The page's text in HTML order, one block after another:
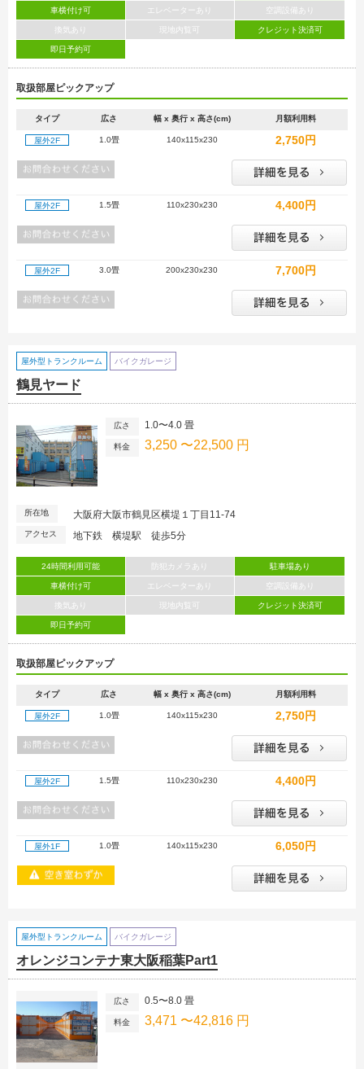
車横付け可 エレベーターあり 空調設備あり
換気あり 現地内覧可 クレジット決済可
即日予約可
取扱部屋ピックアップ
タイプ 広さ 幅 x 奥行 x 高さ(cm) 月額利用料
屋外2F 1.0畳 140x115x230 2,750円
屋外2F 1.5畳 110x230x230 4,400円
屋外2F 3.0畳 200x230x230 7,700円
屋外型トランクルーム バイクガレージ
鶴見ヤード
広さ 1.0〜4.0 畳
料金 3,250 〜22,500 円
所在地 大阪府大阪市鶴見区横堤１丁目11-74
アクセス 地下鉄 横堤駅 徒歩5分
24時間利用可能 防犯カメラあり 駐車場あり
車横付け可 エレベーターあり 空調設備あり
換気あり 現地内覧可 クレジット決済可
即日予約可
取扱部屋ピックアップ
タイプ 広さ 幅 x 奥行 x 高さ(cm) 月額利用料
屋外2F 1.0畳 140x115x230 2,750円
屋外2F 1.5畳 110x230x230 4,400円
屋外1F 1.0畳 140x115x230 6,050円
屋外型トランクルーム バイクガレージ
オレンジコンテナ東大阪稲葉Part1
広さ 0.5〜8.0 畳
料金 3,471 〜42,816 円